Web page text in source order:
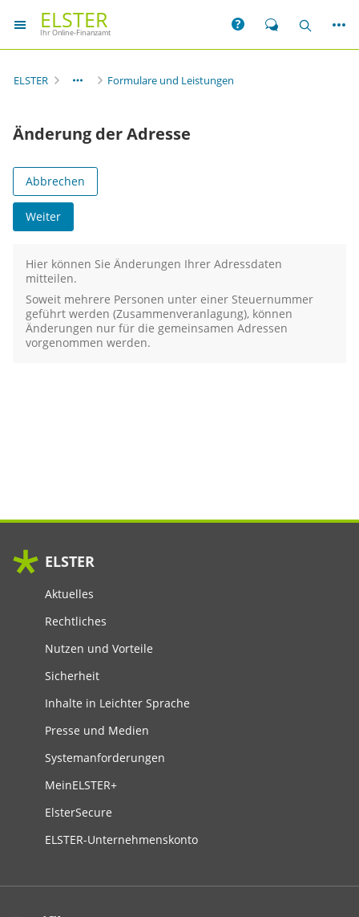
ELSTER
Ihr Online-Finanzamt
Hilfe Chat Suche
ELSTER Formulare und Leistungen
Änderung der Adresse
Abbrechen
Weiter
Hier können Sie Änderungen Ihrer Adressdaten
mitteilen.
Soweit mehrere Personen unter einer Steuernummer
geführt werden (Zusammenveranlagung), können
Änderungen nur für die gemeinsamen Adressen
vorgenommen werden.
ELSTER
Aktuelles
Rechtliches
Nutzen und Vorteile
Sicherheit
Inhalte in Leichter Sprache
Presse und Medien
Systemanforderungen
MeinELSTER+
ElsterSecure
ELSTER-Unternehmenskonto